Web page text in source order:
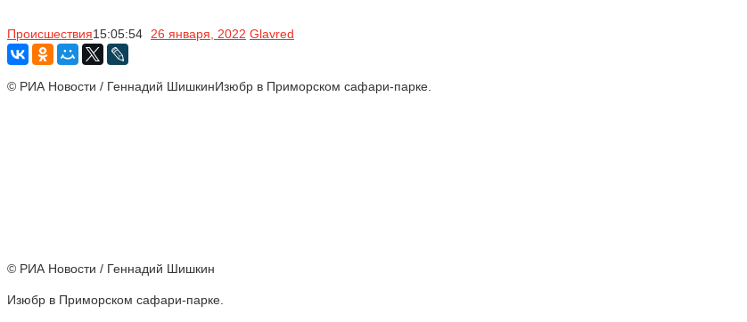
Происшествия15:05:54 26 января, 2022 Glavred
© РИА Новости / Геннадий ШишкинИзюбр в Приморском сафари-парке.
© РИА Новости / Геннадий Шишкин
Изюбр в Приморском сафари-парке.